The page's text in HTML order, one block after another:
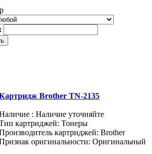
Brother TN-2135
: Наличие уточняйте
картриджей: Тонеры
картриджей: Brother
оригинальности: Оригинальный